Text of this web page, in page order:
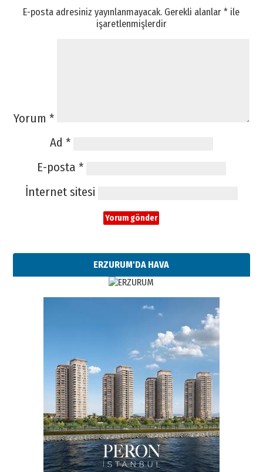
E-posta adresiniz yayınlanmayacak. Gerekli alanlar* ile
işaretlenmişlerdir
Yorum *
Ad *
E-posta *
İnternet sitesi
ERZURUM'DA HAVA